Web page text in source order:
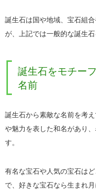
誕生石は国や地域、宝石組
が、上記では一般的な誕生石
誕生石をモチー
名前
誕生石から素敵な名前を考
や魅力を表した和名があり
す。
有名な宝石や人気の宝石は
で、好きな宝石なら生まれ